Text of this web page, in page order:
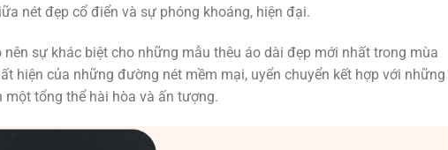
nét đẹp cổ điển và sự phóng khoáng, hiện đại.
sự khác biệt cho những mẫu thêu áo dài đẹp mới nhất trong mùa
hiện của những đường nét mềm mại, uyển chuyển kết hợp với những
một tổng thể hài hòa và ấn tượng.